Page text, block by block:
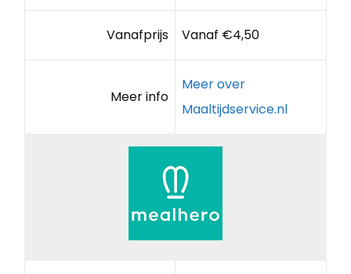
Vanafprijs Vanaf €4,50
Meer info
Meer over
Maaltijdservice.nl